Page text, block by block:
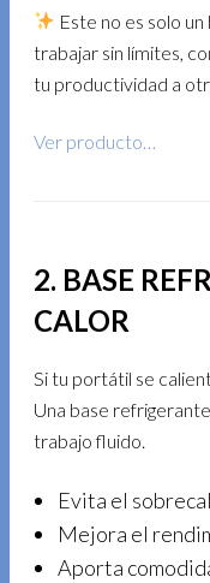
Este no es solo
trabajar sin límites,
tu productividad a
Ver producto…
2. BASE
CALOR
Si tu portátil se
Una base
trabajo fluido.
Evita el
Mejora el
Aporta